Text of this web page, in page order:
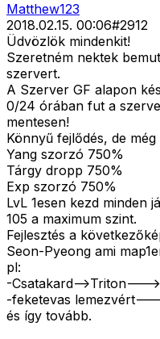
Matthew123
2018.02.15. 00:06#2912
Üdvözlök mindenkit!
Szeretném nektek
szervert.
A Szerver GF alapon
0/24 órában fut a
mentesen!
Könnyű fejlődés, de
Yang szorzó 750%
Tárgy dropp 750%
Exp szorzó 750%
LvL 1esen kezd minden
105 a maximum szint.
Fejlesztés a
Seon-Pyeong ami
pl:
-Csatakard-->Triton---
-feketevas
és így tovább.